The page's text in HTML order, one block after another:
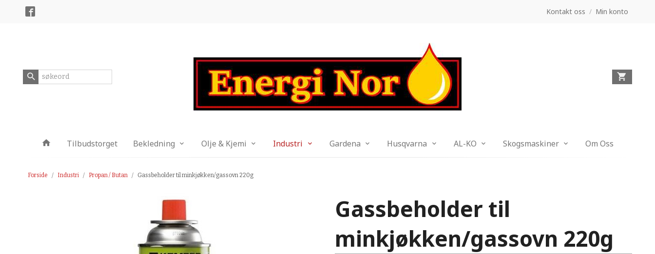
Kontakt oss / Min konto
ProdukterTilbudstorget Bekledning Olje & Kjemi Industri Gardena Husqvarna AL-KO Skogsmaskiner Om Oss
Forside Industri Propan / Butan Gassbeholder til minkjøkken/gassovn 220g
Gassbeholder til
minkjøkken/gassovn 220g